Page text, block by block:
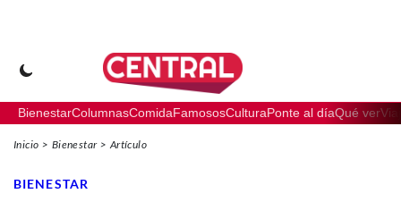
BienestarColumnasComidaFamososCulturaPonte al díaQué ver
Inicio Bienestar Artículo
BIENESTAR